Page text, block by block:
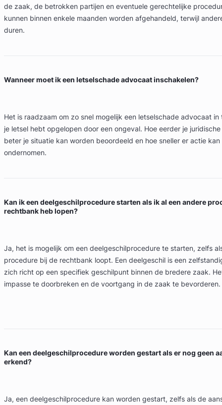
de zaak, de betrokken partijen en eventuele gerechtelijke
kunnen binnen enkele maanden worden afgehandeld, terwijl
duren.
Wanneer moet ik een letselschade advocaat inschakelen?
Het is raadzaam om zo snel mogelijk een letselschade advocaat
je letsel hebt opgelopen door een ongeval. Hoe eerder je
beter je situatie kan worden beoordeeld en hoe sneller er actie
ondernomen.
Kan ik een deelgeschilprocedure starten als ik al een andere
rechtbank heb lopen?
Ja, het is mogelijk om een deelgeschilprocedure te starten, zelfs
procedure bij de rechtbank loopt. Een deelgeschil is een
zich richt op een specifiek geschilpunt binnen de bredere zaak.
impasse te doorbreken en de voortgang in de zaak te bevorderen.
Kan een deelgeschilprocedure worden gestart als er nog geen
erkend?
Ja, een deelgeschilprocedure kan worden gestart, zelfs als de